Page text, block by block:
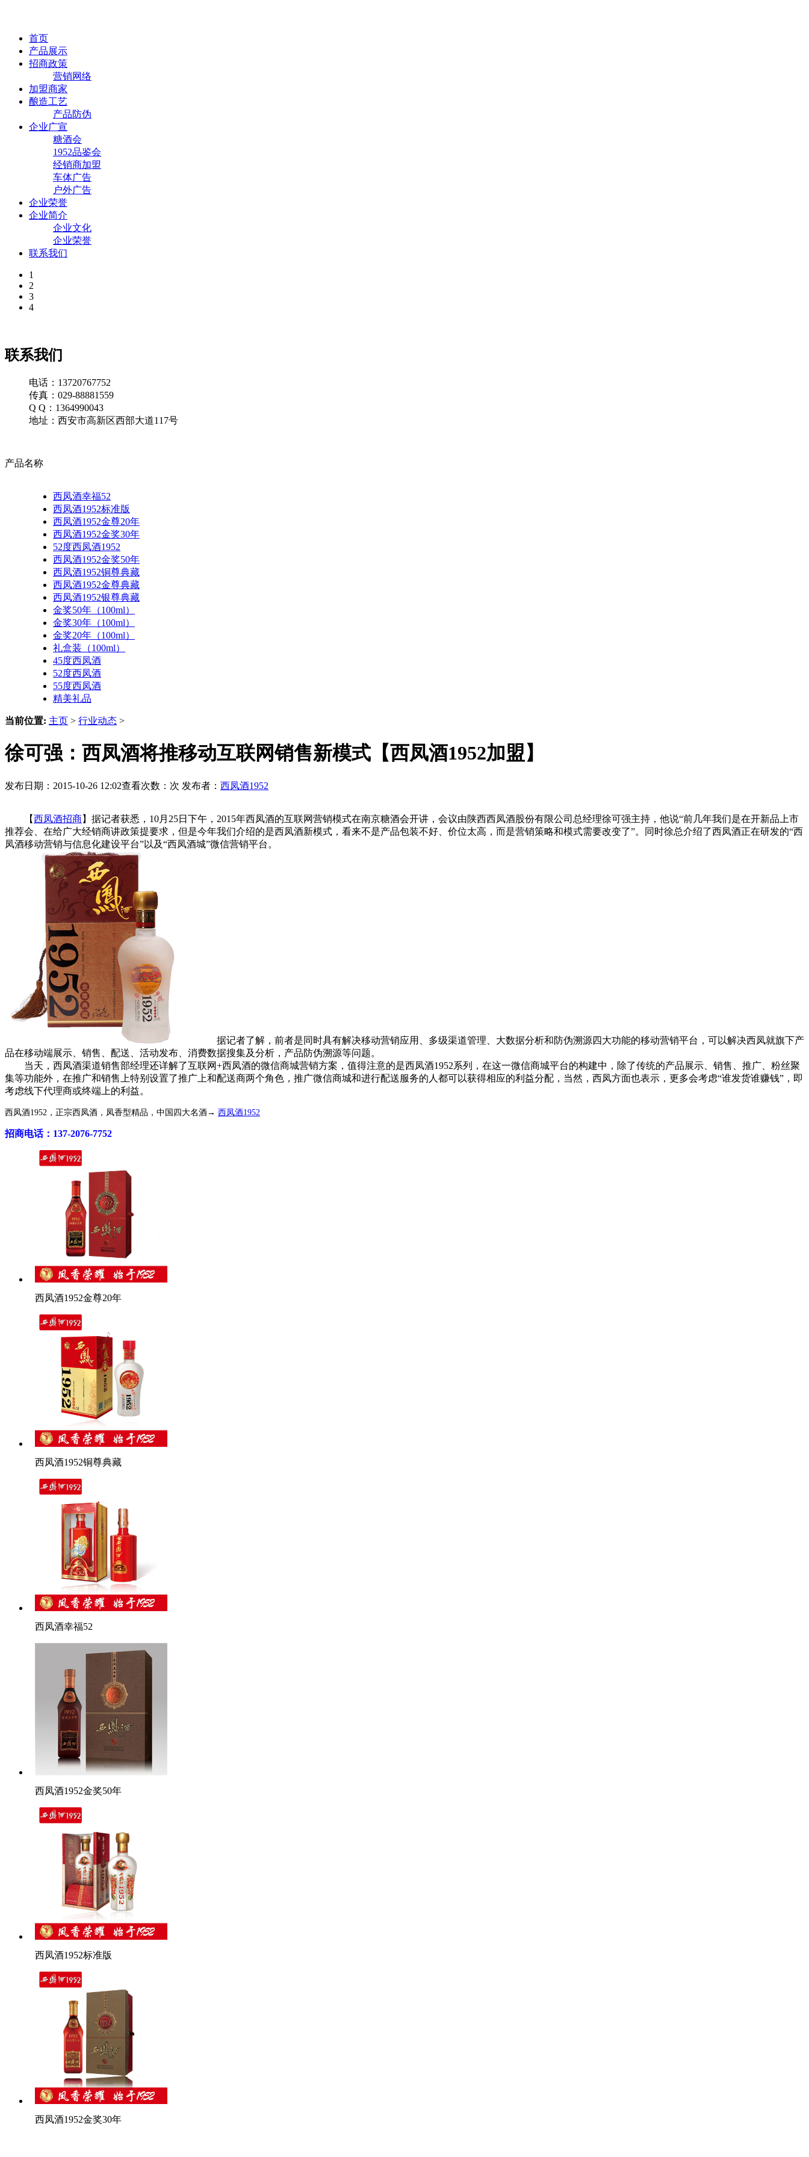
首页
产品展示
招商政策
营销网络
加盟商家
酿造工艺
产品防伪
企业广宣
糖酒会
1952品鉴会
经销商加盟
车体广告
户外广告
企业荣誉
企业简介
企业文化
企业荣誉
联系我们
1
2
3
4
联系我们
电话：13720767752
传真：029-88881559
Q Q：1364990043
地址：西安市高新区西部大道117号
产品名称
西凤酒幸福52
西凤酒1952标准版
西凤酒1952金尊20年
西凤酒1952金奖30年
52度西凤酒1952
西凤酒1952金奖50年
西凤酒1952铜尊典藏
西凤酒1952金尊典藏
西凤酒1952银尊典藏
金奖50年（100ml）
金奖30年（100ml）
金奖20年（100ml）
礼盒装（100ml）
45度西凤酒
52度西凤酒
55度西凤酒
精美礼品
当前位置: 主页 > 行业动态 >
徐可强：西凤酒将推移动互联网销售新模式【西凤酒1952加盟】
发布日期：2015-10-26 12:02查看次数： 次 发布者： 西凤酒1952
【西凤酒招商】据记者获悉，10月25日下午，2015年西凤酒的互联网营销模式在南京糖酒会开讲，会议由陕西西凤酒股份有限公司总经理徐可强主持，他说“前几年我们是在开新品上市
推荐会、在给广大经销商讲政策提要求，但是今年我们介绍的是西凤酒新模式，看来不是产品包装不好、价位太高，而是营销策略和模式需要改变了”。同时徐总介绍了西凤酒正在研发的“西
凤酒移动营销与信息化建设平台”以及“西凤酒城”微信营销平台。
据记者了解，前者是同时具有解决移动营销应用、多级渠道管理、大数据分析和防伪溯源四大功能的移动营销平台，可以解决西凤就旗下产
品在移动端展示、销售、配送、活动发布、消费数据搜集及分析，产品防伪溯源等问题。
当天，西凤酒渠道销售部经理还详解了互联网+西凤酒的微信商城营销方案，值得注意的是西凤酒1952系列，在这一微信商城平台的构建中，除了传统的产品展示、销售、推广、粉丝聚
集等功能外，在推广和销售上特别设置了推广上和配送商两个角色，推广微信商城和进行配送服务的人都可以获得相应的利益分配，当然，西凤方面也表示，更多会考虑“谁发货谁赚钱”，即
考虑线下代理商或终端上的利益。
西凤酒1952，正宗西凤酒，凤香型精品，中国四大名酒→ 西凤酒1952
招商电话：137-2076-7752
西凤酒1952金尊20年
西凤酒1952铜尊典藏
西凤酒幸福52
西凤酒1952金奖50年
西凤酒1952标准版
西凤酒1952金奖30年